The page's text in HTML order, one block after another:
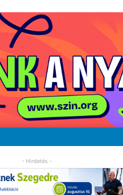
- Hirdetés -